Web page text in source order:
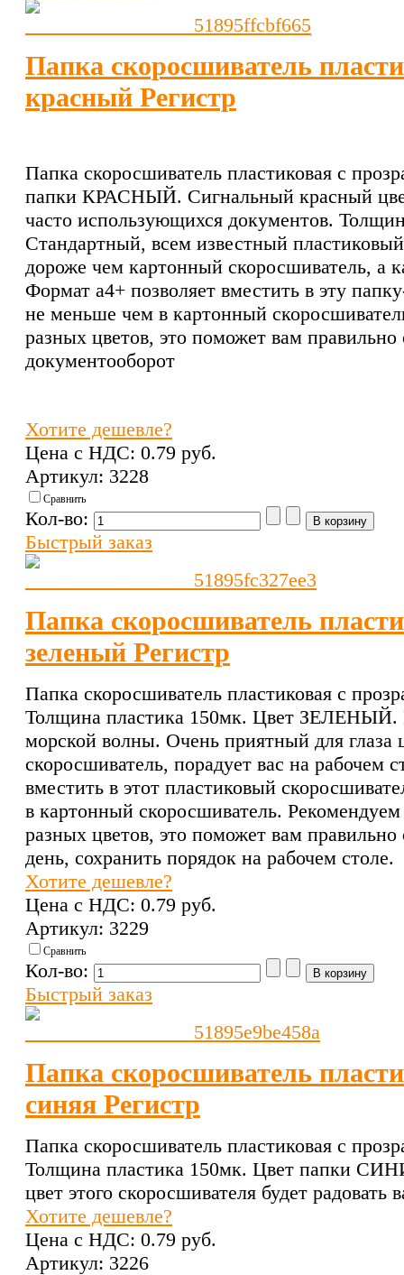
Папка скоросшиватель
красный Регистр
Папка скоросшиватель пластиковая с
папки КРАСНЫЙ. Сигнальный красный
часто использующихся документов.
Стандартный, всем известный
дороже чем картонный скоросшиватель, а
Формат а4+ позволяет вместить в эту
не меньше чем в картонный
разных цветов, это поможет вам правильно
документооборот
Хотите дешевле?
Цена с НДС: 0.79 pуб.
Артикул: 3228
Сравнить
Кол-во:
Быстрый заказ
Папка скоросшиватель
зеленый Регистр
Папка скоросшиватель пластиковая с
Толщина пластика 150мк. Цвет ЗЕЛЕНЫЙ.
морской волны. Очень приятный для глаза
скоросшиватель, порадует вас на рабочем
вместить в этот пластиковый
в картонный скоросшиватель.
разных цветов, это поможет вам правильно
день, сохранить порядок на рабочем столе.
Хотите дешевле?
Цена с НДС: 0.79 pуб.
Артикул: 3229
Сравнить
Кол-во:
Быстрый заказ
Папка скоросшиватель
синяя Регистр
Папка скоросшиватель пластиковая с
Толщина пластика 150мк. Цвет папки
цвет этого скоросшивателя будет радовать
Хотите дешевле?
Цена с НДС: 0.79 pуб.
Артикул: 3226